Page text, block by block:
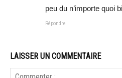
peu du n’importe quoi
Répondre
LAISSER UN COMMENTAIRE